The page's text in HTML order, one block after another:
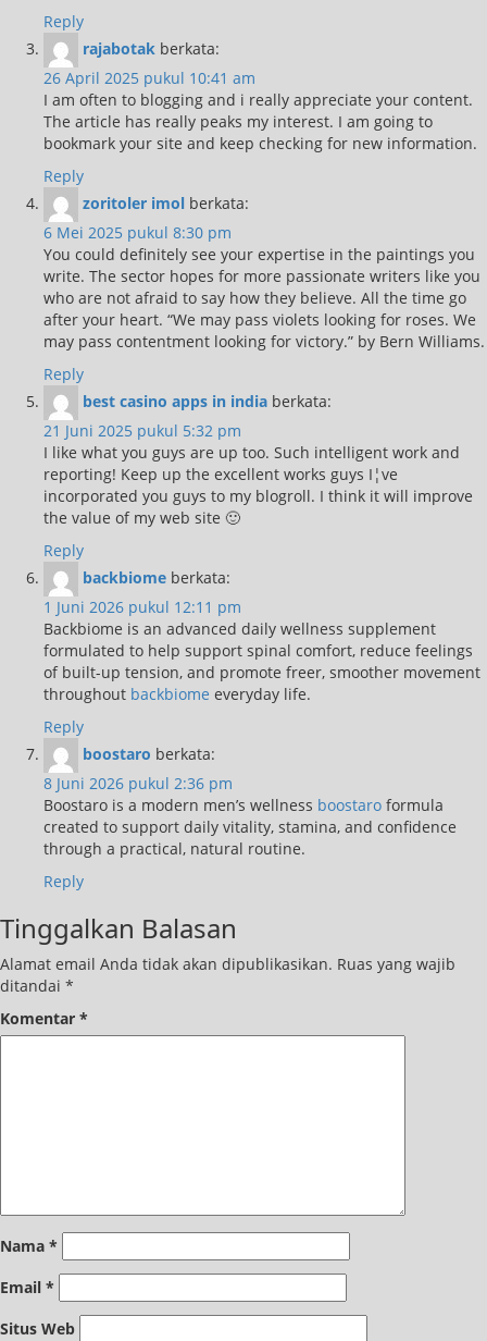
Reply
rajabotak berkata:
26 April 2025 pukul 10:41 am
I am often to blogging and i really appreciate your content.
The article has really peaks my interest. I am going to
bookmark your site and keep checking for new information.
Reply
zoritoler imol berkata:
6 Mei 2025 pukul 8:30 pm
You could definitely see your expertise in the paintings you
write. The sector hopes for more passionate writers like you
who are not afraid to say how they believe. All the time go
after your heart. “We may pass violets looking for roses. We
may pass contentment looking for victory.” by Bern Williams.
Reply
best casino apps in india berkata:
21 Juni 2025 pukul 5:32 pm
I like what you guys are up too. Such intelligent work and
reporting! Keep up the excellent works guys I¦ve
incorporated you guys to my blogroll. I think it will improve
the value of my web site 🙂
Reply
backbiome berkata:
1 Juni 2026 pukul 12:11 pm
Backbiome is an advanced daily wellness supplement
formulated to help support spinal comfort, reduce feelings
of built-up tension, and promote freer, smoother movement
throughout backbiome everyday life.
Reply
boostaro berkata:
8 Juni 2026 pukul 2:36 pm
Boostaro is a modern men’s wellness boostaro formula
created to support daily vitality, stamina, and confidence
through a practical, natural routine.
Reply
Tinggalkan Balasan
Alamat email Anda tidak akan dipublikasikan. Ruas yang wajib
ditandai *
Komentar *
Nama *
Email *
Situs Web